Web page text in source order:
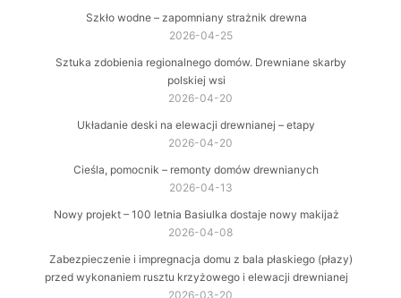
Szkło wodne – zapomniany strażnik drewna
2026-04-25
Sztuka zdobienia regionalnego domów. Drewniane skarby
polskiej wsi
2026-04-20
Układanie deski na elewacji drewnianej – etapy
2026-04-20
Cieśla, pomocnik – remonty domów drewnianych
2026-04-13
Nowy projekt – 100 letnia Basiulka dostaje nowy makijaż
2026-04-08
Zabezpieczenie i impregnacja domu z bala płaskiego (płazy)
przed wykonaniem rusztu krzyżowego i elewacji drewnianej
2026-03-20